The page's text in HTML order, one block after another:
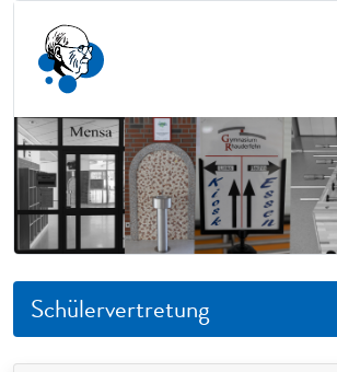
Schülervertretung